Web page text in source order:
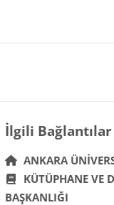
Bloklar
İlgili Bağlantılar 'yı atla
İlgili Bağlantılar
ANKARA
KÜTÜPHANE VE
BAŞKANLIĞI